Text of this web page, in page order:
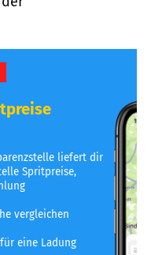
liefert dir
Spritpreise,
vergleichen
eine Ladung